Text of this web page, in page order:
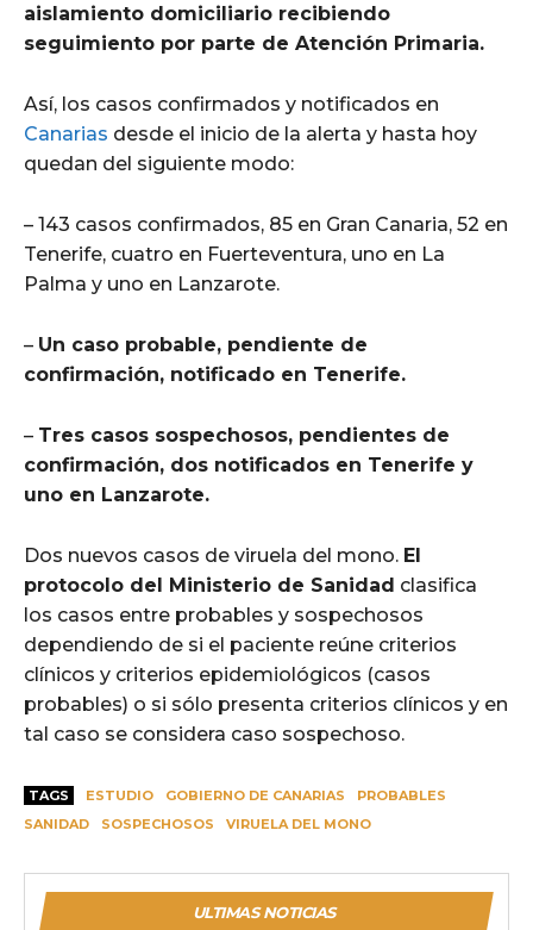
aislamiento domiciliario recibiendo
seguimiento por parte de Atención Primaria.
Así, los casos confirmados y notificados en
Canarias desde el inicio de la alerta y hasta hoy
quedan del siguiente modo:
– 143 casos confirmados, 85 en Gran Canaria, 52 en
Tenerife, cuatro en Fuerteventura, uno en La
Palma y uno en Lanzarote.
– Un caso probable, pendiente de
confirmación, notificado en Tenerife.
– Tres casos sospechosos, pendientes de
confirmación, dos notificados en Tenerife y
uno en Lanzarote.
Dos nuevos casos de viruela del mono. El
protocolo del Ministerio de Sanidad clasifica
los casos entre probables y sospechosos
dependiendo de si el paciente reúne criterios
clínicos y criterios epidemiológicos (casos
probables) o si sólo presenta criterios clínicos y en
tal caso se considera caso sospechoso.
TAGS ESTUDIO GOBIERNO DE CANARIAS
PROBABLES
SANIDAD
SOSPECHOSOS VIRUELA DEL MONO
ULTIMAS NOTICIAS